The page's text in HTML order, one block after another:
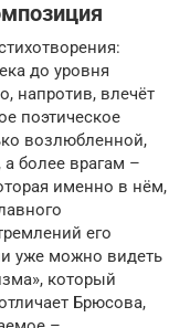
до уровня
напротив, влечёт
поэтическое
возлюбленной,
более врагам –
именно в нём,
его
уже можно видеть
который
Брюсова,